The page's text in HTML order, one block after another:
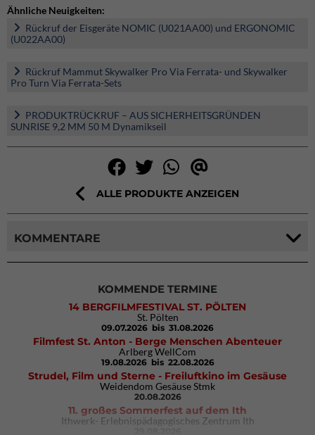
Ähnliche Neuigkeiten:
Rückruf der Eisgeräte NOMIC (U021AA00) und ERGONOMIC
(U022AA00)
Rückruf Mammut Skywalker Pro Via Ferrata- und Skywalker
Pro Turn Via Ferrata-Sets
PRODUKTRÜCKRUF – AUS SICHERHEITSGRÜNDEN
SUNRISE 9,2 MM 50 M Dynamikseil
ALLE PRODUKTE ANZEIGEN
KOMMENTARE
KOMMENDE TERMINE
14 BERGFILMFESTIVAL ST. PÖLTEN
St. Pölten
09.07.2026 bis 31.08.2026
Filmfest St. Anton - Berge Menschen Abenteuer
Arlberg WellCom
19.08.2026 bis 22.08.2026
Strudel, Film und Sterne - Freiluftkino im Gesäuse
Weidendom Gesäuse Stmk
20.08.2026
11. großes Sommerfest auf dem Ith
Ithwerk- Erlebnispädagogisches Zentrum Ith